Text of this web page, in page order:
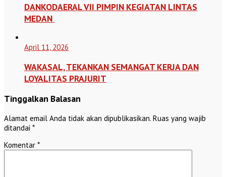
DANKODAERAL VII PIMPIN KEGIATAN LINTAS
MEDAN
April 11, 2026
WAKASAL, TEKANKAN SEMANGAT KERJA DAN
LOYALITAS PRAJURIT
Tinggalkan Balasan
Alamat email Anda tidak akan dipublikasikan. Ruas yang wajib
ditandai *
Komentar *